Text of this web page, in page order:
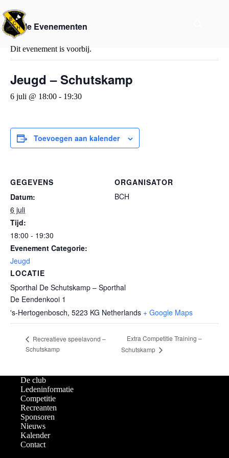
« Alle Evenementen
Dit evenement is voorbij.
Jeugd – Schutskamp
6 juli @ 18:00 - 19:30
Toevoegen aan kalender
GEGEVENS
Datum:
6 juli
Tijd:
18:00 - 19:30
Evenement Categorie:
Jeugd
LOCATIE
Sporthal De Schutskamp – Sporthal
De Eendenkooi 1
's-Hertogenbosch, 5223 KG Netherlands + Google Maps
ORGANISATOR
BCH
Recreatieve speelavond –
Schutskamp
Extra Competitie Training –
Schutskamp
De club
Ledeninformatie
Competitie
Recreanten
Sponsoren
Nieuws
Kalender
Contact